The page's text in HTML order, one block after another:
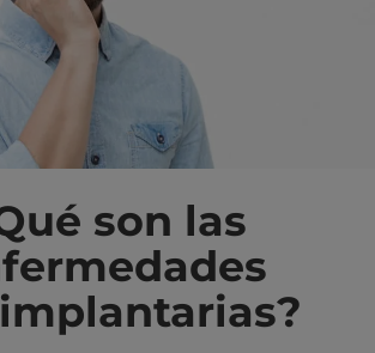
son las